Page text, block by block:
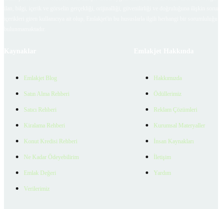
Emlakjet Blog
Satın Alma Rehberi
Satıcı Rehberi
Kiralama Rehberi
Konut Kredisi Rehberi
Ne Kadar Ödeyebilirim
Emlak Değeri
Verilerimiz
Hakkımızda
Ödüllerimiz
Reklam Çözümleri
Kurumsal Materyaller
İnsan Kaynakları
İletişim
Yardım